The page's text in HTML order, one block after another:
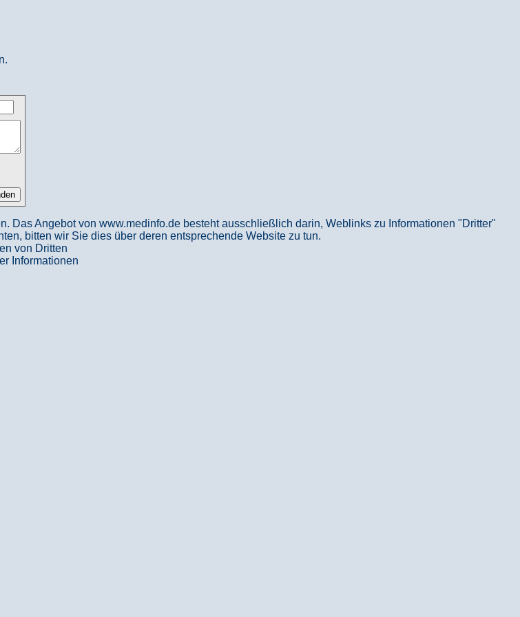
Das Angebot von www.medinfo.de besteht ausschließlich darin, Weblinks zu Informationen "Dritter"
bitten wir Sie dies über deren entsprechende Website zu tun.
von Dritten
Informationen